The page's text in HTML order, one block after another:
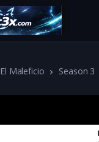
El Maleficio Season 3